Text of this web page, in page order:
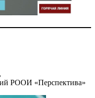
РООИ «Перспектива»